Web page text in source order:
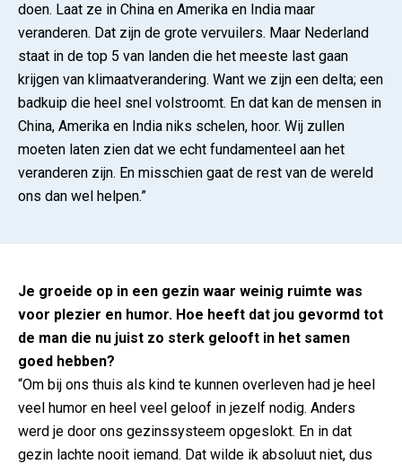
doen. Laat ze in China en Amerika en India maar
veranderen. Dat zijn de grote vervuilers. Maar Nederland
staat in de top 5 van landen die het meeste last gaan
krijgen van klimaatverandering. Want we zijn een delta; een
badkuip die heel snel volstroomt. En dat kan de mensen in
China, Amerika en India niks schelen, hoor. Wij zullen
moeten laten zien dat we echt fundamenteel aan het
veranderen zijn. En misschien gaat de rest van de wereld
ons dan wel helpen.”
Je groeide op in een gezin waar weinig ruimte was
voor plezier en humor. Hoe heeft dat jou gevormd tot
de man die nu juist zo sterk gelooft in het samen
goed hebben?
“Om bij ons thuis als kind te kunnen overleven had je heel
veel humor en heel veel geloof in jezelf nodig. Anders
werd je door ons gezinssysteem opgeslokt. En in dat
gezin lachte nooit iemand. Dat wilde ik absoluut niet, dus